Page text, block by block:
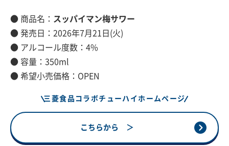
● 商品名： スッパイマン梅サワー
● 発売日：2026年7月21日(火)
● アルコール度数：4%
● 容量：350ml
● 希望小売価格：OPEN
三菱食品コラボチューハイホームページ
こちらから ＞